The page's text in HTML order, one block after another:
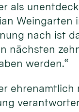
als
nach ist
nächsten
werden.“
ehrenamtlich